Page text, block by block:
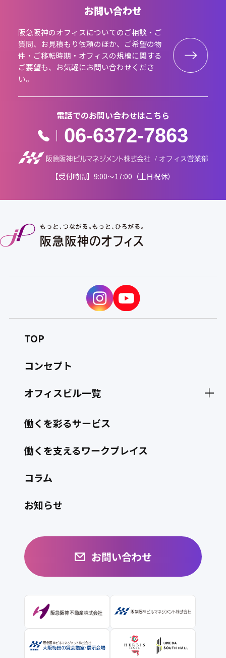
お問い合わせ
阪急阪神のオフィスについてのご相談・ご
質問、お見積もり依頼のほか、ご希望の物
件・ご移転時期・オフィスの規模に関する
ご要望も、お気軽にお問い合わせくださ
い。
電話でのお問い合わせはこちら
06-6372-7863
【受付時間】9:00～17:00（土日祝休）
TOP
コンセプト
オフィスビル一覧
ハービスOSAKA（梅田阪神第1ビルディング）
ハービスENT（梅田阪神第2ビルディング）
アプローズタワー
新大阪阪急ビル
ラグザ大阪（阪神杉村ビルディング）
北阪急ビル
西阪急ビル
阪急芝田町ビル
働くを彩るサービス
働くを支えるワークプレイス
コラム
お知らせ
お問い合わせ